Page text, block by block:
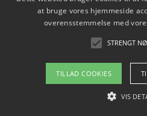
Copyright 2026 -
Om / kontakt
at bruge vores hjemmeside
overensstemmelse med
STRENGT
TILLAD COOKIES
VIS